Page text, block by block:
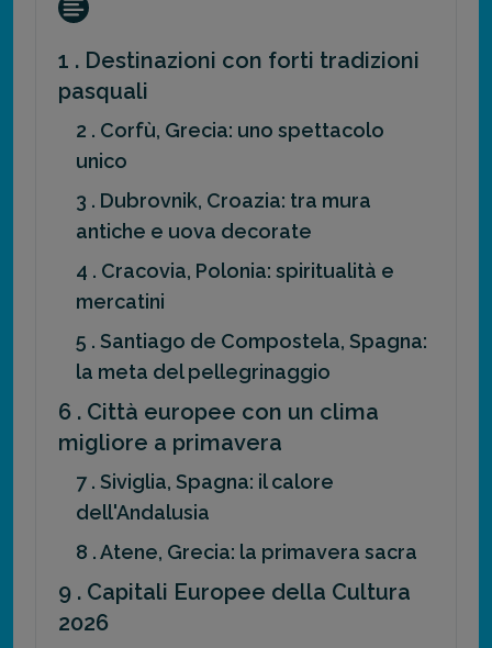
1 . Destinazioni con forti tradizioni
pasquali
2 . Corfù, Grecia: uno spettacolo
unico
3 . Dubrovnik, Croazia: tra mura
antiche e uova decorate
4 . Cracovia, Polonia: spiritualità e
mercatini
5 . Santiago de Compostela, Spagna:
la meta del pellegrinaggio
6 . Città europee con un clima
migliore a primavera
7 . Siviglia, Spagna: il calore
dell'Andalusia
8 . Atene, Grecia: la primavera sacra
9 . Capitali Europee della Cultura
2026